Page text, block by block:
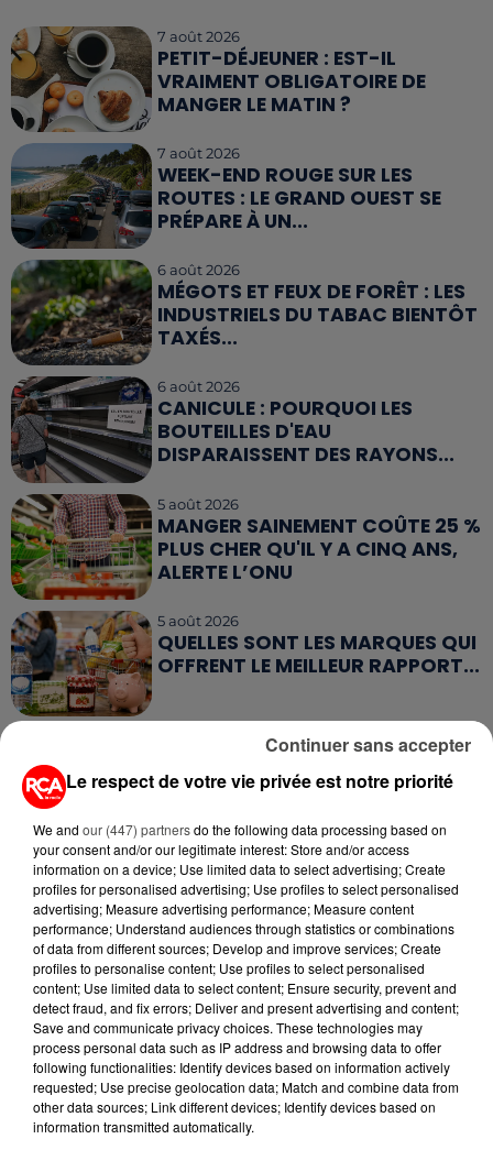
7 août 2026
PETIT-DÉJEUNER : EST-IL
VRAIMENT OBLIGATOIRE DE
MANGER LE MATIN ?
7 août 2026
WEEK-END ROUGE SUR LES
ROUTES : LE GRAND OUEST SE
PRÉPARE À UN...
6 août 2026
MÉGOTS ET FEUX DE FORÊT : LES
INDUSTRIELS DU TABAC BIENTÔT
TAXÉS...
6 août 2026
CANICULE : POURQUOI LES
BOUTEILLES D'EAU
DISPARAISSENT DES RAYONS...
5 août 2026
MANGER SAINEMENT COÛTE 25 %
PLUS CHER QU'IL Y A CINQ ANS,
ALERTE L’ONU
5 août 2026
QUELLES SONT LES MARQUES QUI
OFFRENT LE MEILLEUR RAPPORT...
RETROUVEZ TOUTE L'ACTU DE LA RÉGION ET
RECEVEZ LES ALERTES INFOS DE LA RÉDACTION
EN TÉLÉCHARGEANT L'APPLICATION MOBILE
RCA
LA RÉDACTION
RCA
Voir toute l'équipe RCA
DIMITRI COUTAND
Journaliste
Le respect de votre vie privée est notre priorité
We and our (447) partnersdo the following data processing based on
your consent and/or our legitimate interest: Store and/or access
information on a device; Use limited data to select advertising; Create
profiles for personalised advertising; Use profiles to select personalised
advertising; Measure advertising performance; Measure content
performance; Understand audiences through statistics or combinations
of data from different sources; Develop and improve services; Create
profiles to personalise content; Use profiles to select personalised
content; Use limited data to select content; Ensure security, prevent and
detect fraud, and fix errors; Deliver and present advertising and content;
Save and communicate privacy choices. These technologies may
process personal data such as IP address and browsing data to offer
following functionalities: Identify devices based on information actively
requested; Use precise geolocation data; Match and combine data from
other data sources; Link different devices; Identify devices based on
information transmitted automatically.
Continuer sans accepter